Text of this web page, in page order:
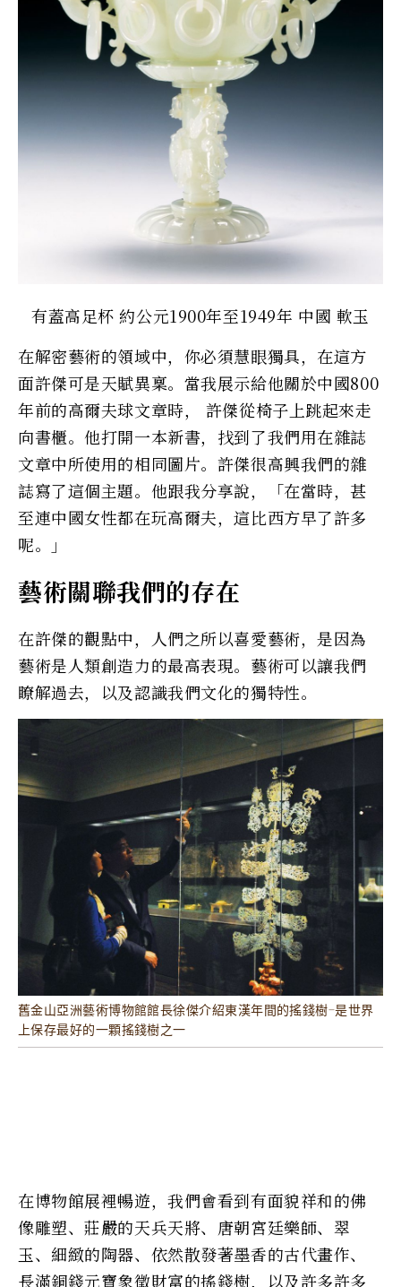
有蓋高足杯 約公元1900年至1949年 中國 軟玉
在解密藝術的領域中，你必須慧眼獨具，在這方
面許傑可是天賦異稟。當我展示給他關於中國800
年前的高爾夫球文章時， 許傑從椅子上跳起來走
向書櫃。他打開一本新書，找到了我們用在雜誌
文章中所使用的相同圖片。許傑很高興我們的雜
誌寫了這個主題。他跟我分享說，「在當時，甚
至連中國女性都在玩高爾夫，這比西方早了許多
呢。」
藝術關聯我們的存在
在許傑的觀點中，人們之所以喜愛藝術，是因為
藝術是人類創造力的最高表現。藝術可以讓我們
瞭解過去，以及認識我們文化的獨特性。
舊金山亞洲藝術博物館館長徐傑介紹東漢年間的搖錢樹-是世界
上保存最好的一顆搖錢樹之一
在博物館展裡暢遊，我們會看到有面貌祥和的佛
像雕塑、莊嚴的天兵天將、唐朝宮廷樂師、翠
玉、細緻的陶器、依然散發著墨香的古代畫作、
長滿銅錢元寶象徵財富的搖錢樹，以及許多許多